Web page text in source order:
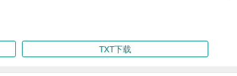
TXT下载